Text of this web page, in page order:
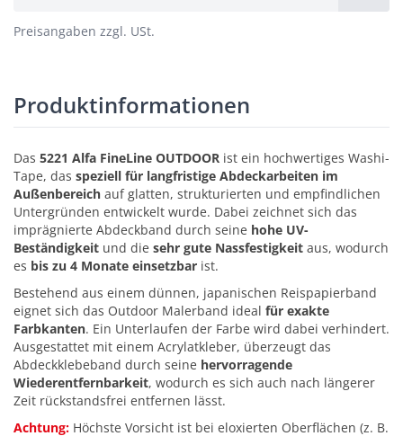
Preisangaben zzgl. USt.
Produktinformationen
Das 5221 Alfa FineLine OUTDOOR ist ein hochwertiges Washi-
Tape, das speziell für langfristige Abdeckarbeiten im
Außenbereich auf glatten, strukturierten und empfindlichen
Untergründen entwickelt wurde. Dabei zeichnet sich das
imprägnierte Abdeckband durch seine hohe UV-
Beständigkeit und die sehr gute Nassfestigkeit aus, wodurch
es bis zu 4 Monate einsetzbar ist.
Bestehend aus einem dünnen, japanischen Reispapierband
eignet sich das Outdoor Malerband ideal für exakte
Farbkanten. Ein Unterlaufen der Farbe wird dabei verhindert.
Ausgestattet mit einem Acrylatkleber, überzeugt das
Abdeckklebeband durch seine hervorragende
Wiederentfernbarkeit, wodurch es sich auch nach längerer
Zeit rückstandsfrei entfernen lässt.
Achtung: Höchste Vorsicht ist bei eloxierten Oberflächen (z. B.